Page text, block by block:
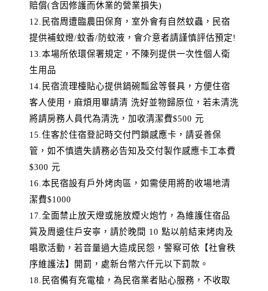
賠償(含因修護而休業的營業損失)
12.民宿周遭臨農田保育，室外會有自然蚊蟲，民宿
提供補蚊燈/蚊香/防蚊液，會介意者請謹慎評估預定!
13.本場所依環保署規定，不陳列提供一次性個人衛
生用品
14.民宿流理檯貼心提供鍋碗瓢盆等餐具，方便住宿
客人使用，麻煩用畢請清 洗好並物歸原位，若未清洗
將請房務人員代為清洗，加收清潔費$500 元
15.住客於住宿登記時交付門鎖感應卡，請妥善保
管，如不慎遺失請務必告知及交付製作感應卡工本費
$300 元
16.本民宿設有戶外烤肉區，如需使用將酌收場地清
潔費$1000
17.全面禁止放天燈或施放煙火炮竹，為維護住宿品
質及周邊住戶安寧，請於晚間 10 點以前結束烤肉及
唱歌活動，若音量過大造成民怨，警察可依【社會秩
序維護法】開罰，處新台幣六仟元以下罰款。
18.民宿備有充電槍，為民宿業者貼心服務，不收取